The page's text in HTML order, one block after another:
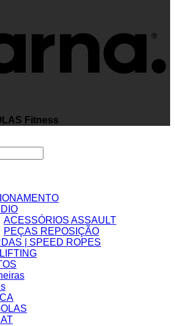
Fitness
ACESSÓRIOS ASSAULT
PEÇAS REPOSIÇÃO
| SPEED ROPES